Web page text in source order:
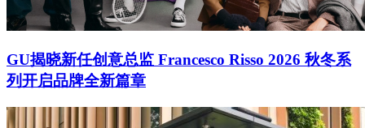
GU揭晓新任创意总监 Francesco Risso 2026 秋冬系
列开启品牌全新篇章